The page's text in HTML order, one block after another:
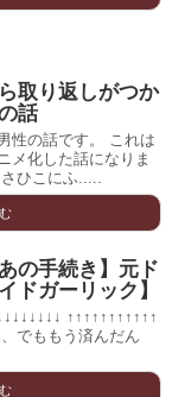
取り返しがつか
話
性の話です。 これは
メ化した話になりま
ひこにふ.....
の手続き】元ド
ドガーリック】
↑↑↑↑↑↑↑↑↑↑↑
でももう済んだん